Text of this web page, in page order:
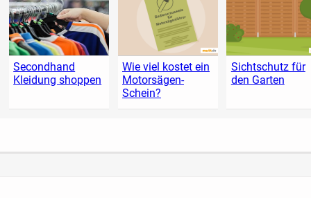
Secondhand
Kleidung shoppen
Wie viel kostet ein
Motorsägen-
Schein?
Sichtschutz für
den Garten